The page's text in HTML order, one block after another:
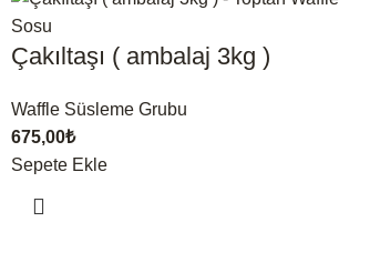
Çakıltaşı ( ambalaj 3kg )
Waffle Süsleme Grubu
675,00₺
Sepete Ekle